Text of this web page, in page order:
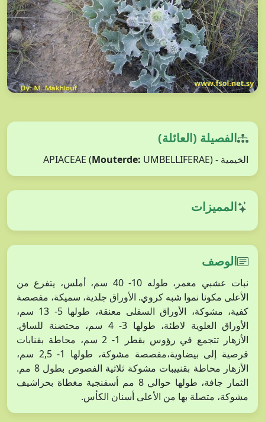
الفصيلة (العائلة)
الخيمية - APIACEAE ( Mouterde: UMBELLIFERAE)
المميزات
الوصف
نبات عشبي معمر، طوله 10- 40 سم، أملس، يتفرع من
الأعلى مكونا نموا شبه كروي. الأوراق جلدية، سميكة، مفصصة
كفية، مشوكة، الأوراق السفلى معنقة، طولها 5- 13 سم،
الأوراق العلوية لاطئة، طولها 3- 4 سم، محتضنة للساق.
الأزهار تتجمع في رؤوس بقطر 1- 2 سم، محاطة بقنابات
قرصية إلى بيضاوية،مفصصة مشوكة، طولها 1- 2,5 سم،
الأزهار محاطة بقنييبات مشوكة ثلاثية الفصوص بطول 8 مم.
الثمار جافة، طولها حوالي 8 مم أسفنجية مغطاة بحراشيف
مشوكة، متصلة بها من الأعلى أسنان الكأس.